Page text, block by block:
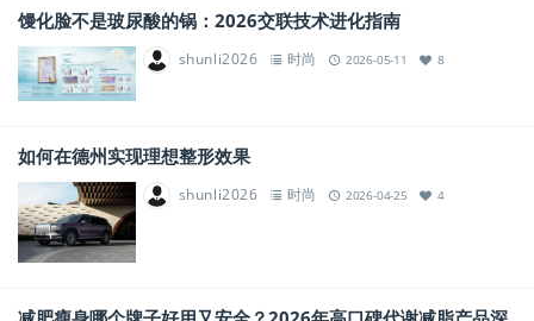
馒化脸不是玻尿酸的锅：2026交联技术进化指南
shunli2026 时尚 2026-05-11 8
如何在德州实现理想整形效果
shunli2026 时尚 2026-04-25 4